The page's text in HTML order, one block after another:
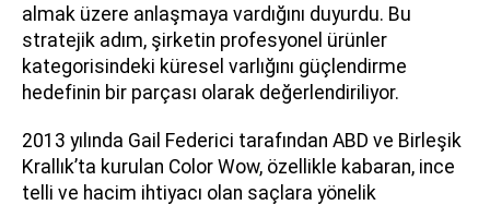
almak üzere anlaşmaya vardığını duyurdu. Bu
stratejik adım, şirketin profesyonel ürünler
kategorisindeki küresel varlığını güçlendirme
hedefinin bir parçası olarak değerlendiriliyor.
2013 yılında Gail Federici tarafından ABD ve Birleşik
Krallık’ta kurulan Color Wow, özellikle kabaran, ince
telli ve hacim ihtiyacı olan saçlara yönelik